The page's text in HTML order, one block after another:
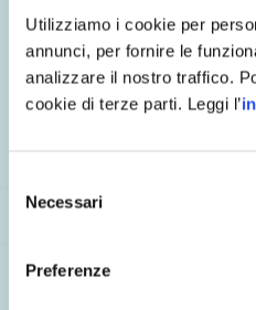
Utilizziamo i cookie per
annunci, per fornire le
analizzare il nostro traffico.
cookie di terze parti. Leggi l’
delNecessari
Preferenze
Fishburger di Merluzzo al